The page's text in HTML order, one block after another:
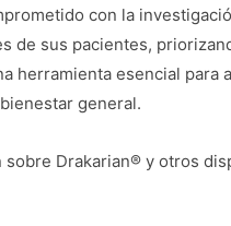
con la
de sus pacientes,
herramienta esencial
general.
sobre Drakarian® y otros